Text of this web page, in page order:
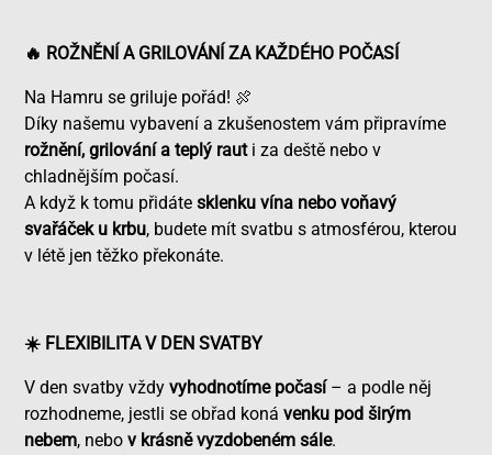
🔥 ROŽNĚNÍ A GRILOVÁNÍ ZA KAŽDÉHO POČASÍ
Na Hamru se griluje pořád! 🍖
Díky našemu vybavení a zkušenostem vám připravíme
rožnění, grilování a teplý rauti za deště nebo v
chladnějším počasí.
A když k tomu přidátesklenku vína nebo voňavý
svařáček u krbu, budete mít svatbu s atmosférou, kterou
v létě jen těžko překonáte.
☀️ FLEXIBILITA V DEN SVATBY
V den svatby vždyvyhodnotíme počasí– a podle něj
rozhodneme, jestli se obřad konávenku pod širým
nebem, nebov krásně vyzdobeném sále.